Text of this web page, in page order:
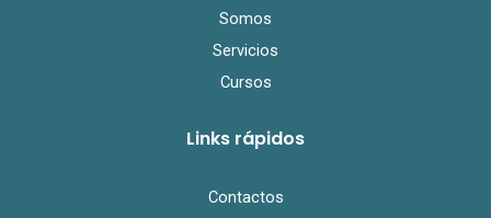
Somos
Servicios
Cursos
Links rápidos
Contactos